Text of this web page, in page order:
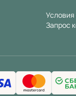
Условия
Запрос